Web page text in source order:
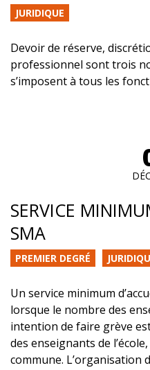
JURIDIQUE
Devoir de réserve,
professionnel sont trois
s’imposent à tous les
SERVICE
SMA
PREMIER DEGRÉ
Un service minimum
lorsque le nombre des
intention de faire grève
des enseignants de
commune. L’organisation